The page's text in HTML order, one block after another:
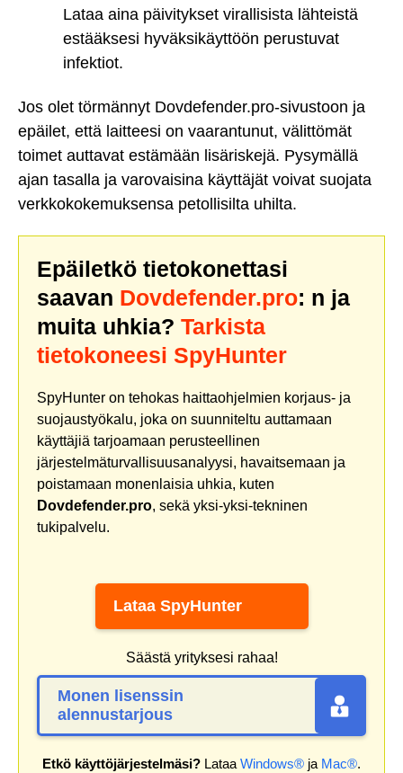
Lataa aina päivitykset virallisista lähteistä
estääksesi hyväksikäyttöön perustuvat
infektiot.
Jos olet törmännyt Dovdefender.pro-sivustoon ja
epäilet, että laitteesi on vaarantunut, välittömät
toimet auttavat estämään lisäriskejä. Pysymällä
ajan tasalla ja varovaisina käyttäjät voivat suojata
verkkokokemuksensa petollisilta uhilta.
Epäiletkö tietokonettasi
saavan Dovdefender.pro: n ja
muita uhkia? Tarkista
tietokoneesi SpyHunter
SpyHunter on tehokas haittaohjelmien korjaus- ja
suojaustyökalu, joka on suunniteltu auttamaan
käyttäjiä tarjoamaan perusteellinen
järjestelmäturvallisuusanalyysi, havaitsemaan ja
poistamaan monenlaisia uhkia, kuten
Dovdefender.pro, sekä yksi-yksi-tekninen
tukipalvelu.
Lataa SpyHunter
Säästä yrityksesi rahaa!
Monen lisenssin
alennustarjous
Etkö käyttöjärjestelmäsi? Lataa Windows® ja Mac®.